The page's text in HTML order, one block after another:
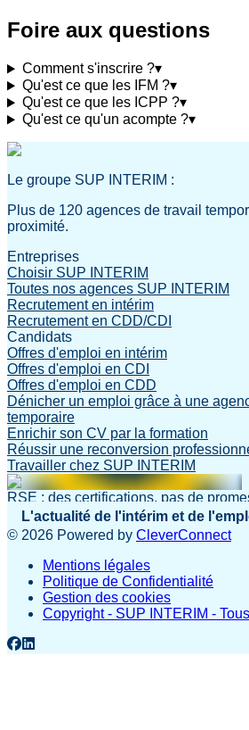
Foire aux questions
Comment s'inscrire ?▾
Qu'est ce que les IFM ?▾
Qu'est ce que les ICPP ?▾
Qu'est ce qu'un acompte ?▾
Le groupe SUP INTERIM :
Plus de 120 agences de travail
proximité.
Entreprises
Choisir SUP INTERIM
Toutes nos agences SUP INTERIM
Recrutement en intérim
Recrutement en CDD/CDI
Candidats
Offres d'emploi en intérim
Offres d'emploi en CDI
Offres d'emploi en CDD
Dénicher un emploi grâce à une
temporaire
Enrichir son CV par la formation
Réussir une reconversion
Travailler chez SUP INTERIM
RSE : des certifications, pas de
L'actualité de l'intérim et de
© 2026 Powered by CleverConnect
Mentions légales
Politique de Confidentialité
Gestion des cookies
Copyright - SUP INTERIM -